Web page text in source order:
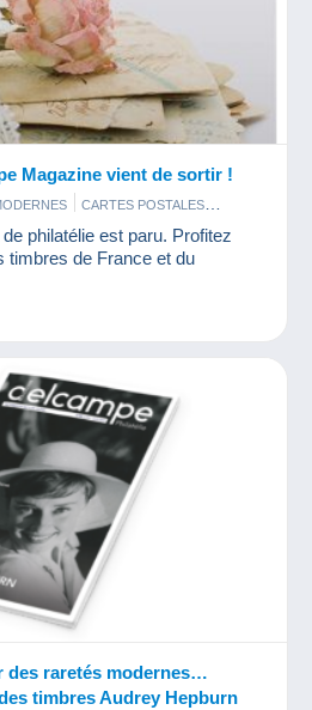
Magazine vient de sortir !
CARTES POSTALES
philatélie est paru. Profitez
timbres de France et du
des raretés modernes…
timbres Audrey Hepburn